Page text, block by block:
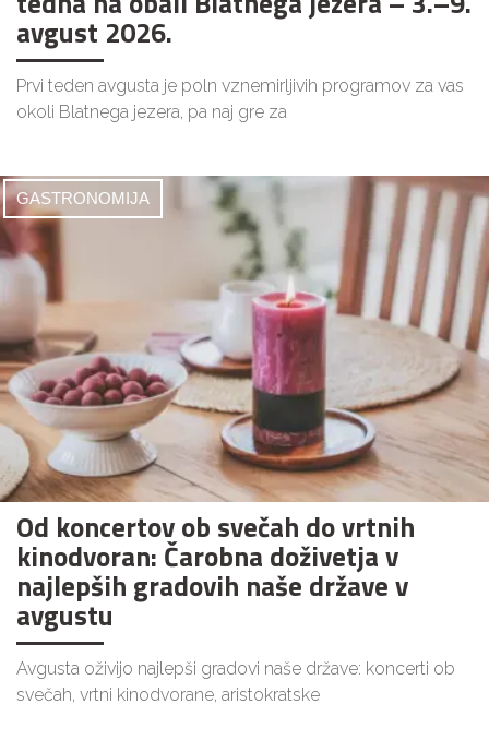
avgust 2026.
Prvi teden avgusta je poln vznemirljivih programov za vas
okoli Blatnega jezera, pa naj gre za
GASTRONOMIJA
Od koncertov ob svečah do vrtnih
kinodvoran: Čarobna doživetja v
najlepših gradovih naše države v
avgustu
Avgusta oživijo najlepši gradovi naše države: koncerti ob
svečah, vrtni kinodvorane, aristokratske